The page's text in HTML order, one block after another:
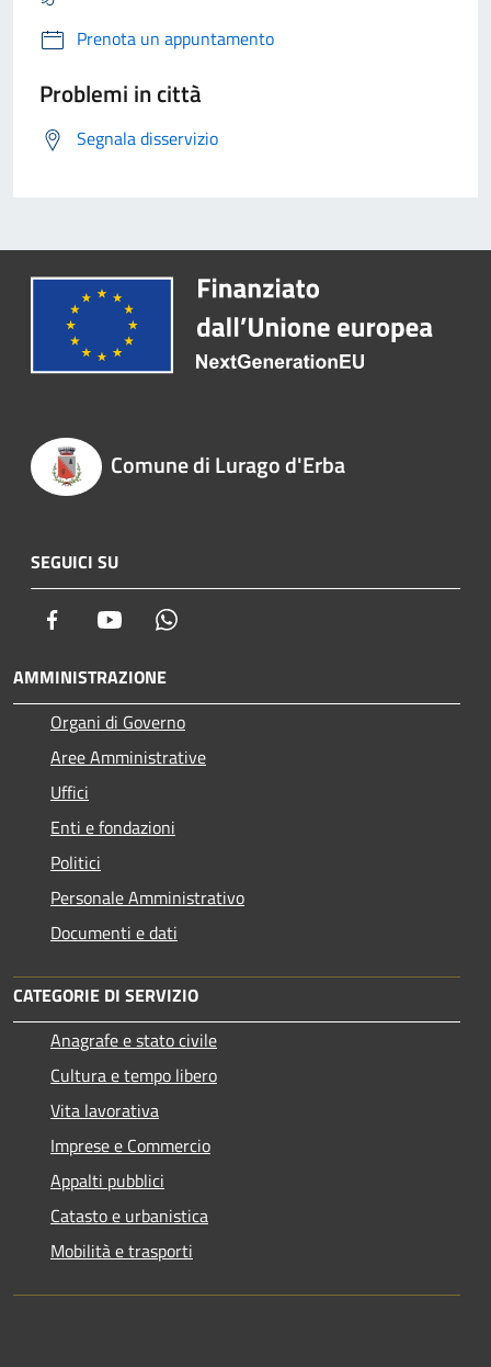
Prenota un appuntamento
Problemi in città
Segnala disservizio
Comune di Lurago d'Erba
SEGUICI SU
Facebook Youtube
AMMINISTRAZIONE
Organi di Governo
Aree Amministrative
Uffici
Enti e fondazioni
Politici
Personale Amministrativo
Documenti e dati
CATEGORIE DI SERVIZIO
Anagrafe e stato civile
Cultura e tempo libero
Vita lavorativa
Imprese e Commercio
Appalti pubblici
Catasto e urbanistica
Mobilità e trasporti